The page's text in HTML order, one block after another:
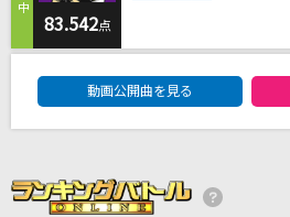
[生音]都落ち
ヨルシカ
怪獣
サカナクション
濁流のほとり 清流の淵
梶原景時(井上和彦)
83.542点
動画公開曲を見る